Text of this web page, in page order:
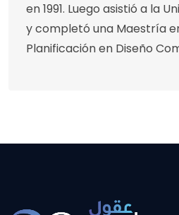
en 1991. Luego asistió a la
y completó una Maestría
Planificación en Diseño